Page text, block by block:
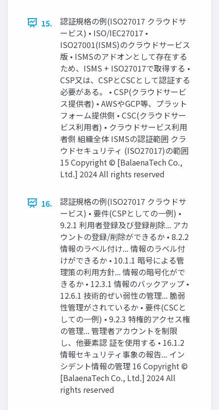
15.
認証規格の例(ISO27017 クラウドサ
ービス) • ISO/IEC27017 •
ISO27001(ISMS)のクラウドサービス
版 • ISMSのアドオンとして存在する
ため、ISMS + ISO27017で取得する •
CSP又は、CSPとCSCとして認証する
必要がある。 • CSP(クラウドサービ
ス提供者) • AWSやGCP等、プラット
フォーム提供側 • CSC(クラウドサー
ビス利用者) • クラウドサービス利用
者側 組織全体 ISMSの認証範囲 クラ
ウドセキュリティ (ISO27017)の範囲
15 Copyright ©︎ [BalaenaTech Co.,
Ltd.] 2024 All rights reserved
16.
認証規格の例(ISO27017 クラウドサ
ービス) • 要件(CSPとしての一例) •
9.2.1 利用者登録及び登録削除... アカ
ウントの登録/削除ができるか • 8.2.2
情報のラベル付け... 情報のラベル付
けができるか • 10.1.1 暗号による管
理策の利用方針... 情報の暗号化がで
きるか • 12.3.1 情報のバックアップ •
12.6.1 技術的ぜい弱性の管理... 脆弱
性管理がされているか • 要件(CSCと
しての一例) • 9.2.3 特権的アクセス権
の管理... 管理者アカウントを制限
し、他要素認 証を使用する • 16.1.2
情報セキュリティ事象の報告... イン
シデント情報の管理 16 Copyright ©︎
[BalaenaTech Co., Ltd.] 2024 All
rights reserved